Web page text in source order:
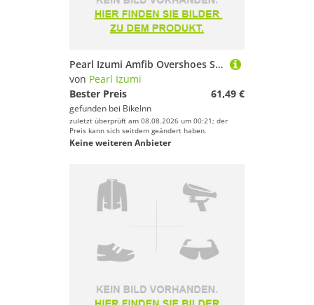
Pearl Izumi Amfib Overshoes Schwarz EU 46 1/2-50 Mann
von Pearl Izumi
Bester Preis
61,49 €
gefunden bei BikeInn
zuletzt überprüft am 08.08.2026 um 00:21; der
Preis kann sich seitdem geändert haben.
Keine weiteren Anbieter